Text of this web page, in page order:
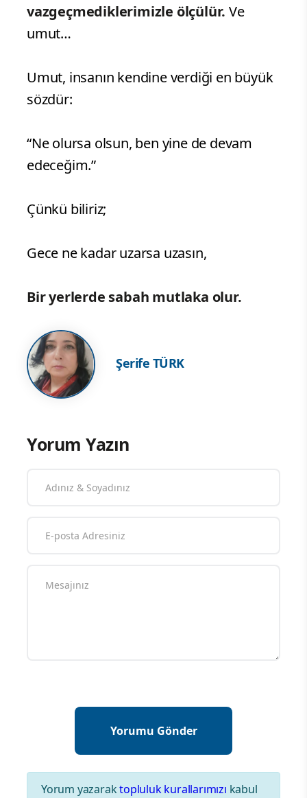
vazgeçmediklerimizle ölçülür. Ve
umut…
Umut, insanın kendine verdiği en büyük
sözdür:
“Ne olursa olsun, ben yine de devam
edeceğim.”
Çünkü biliriz;
Gece ne kadar uzarsa uzasın,
Bir yerlerde sabah mutlaka olur.
Şerife TÜRK
Yorum Yazın
Yorum yazaraktopluluk kurallarımızı kabul